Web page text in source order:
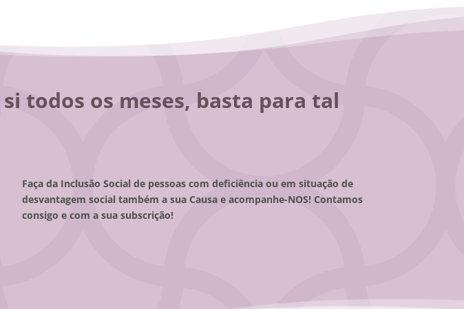
todos os meses, basta para tal
Faça da Inclusão Social de pessoas com deficiência ou em situação de
desvantagem social também a sua Causa e acompanhe-NOS! Contamos
consigo e com a sua subscrição!